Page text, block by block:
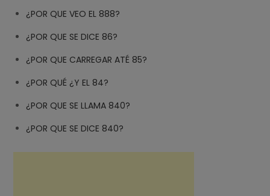
¿POR QUE VEO EL 888?
¿POR QUE SE DICE 86?
¿POR QUE CARREGAR ATÉ 85?
¿POR QUÉ ¿Y EL 84?
¿POR QUE SE LLAMA 840?
¿POR QUE SE DICE 840?